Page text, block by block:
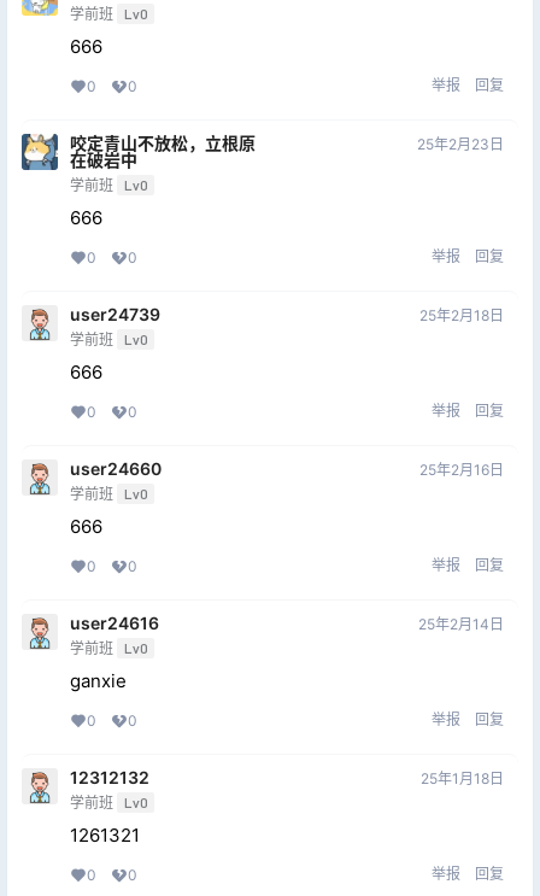
学前班 Lv0
666
0 0 举报 回复
咬定青山不放松，立根原
在破岩中
学前班 Lv0
25年2月23日
666
0 0 举报 回复
user24739
学前班 Lv0
25年2月18日
666
0 0 举报 回复
user24660
学前班 Lv0
25年2月16日
666
0 0 举报 回复
user24616
学前班 Lv0
25年2月14日
ganxie
0 0 举报 回复
12312132
学前班 Lv0
25年1月18日
1261321
0 0 举报 回复